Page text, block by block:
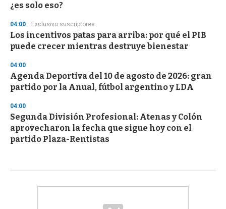
¿es solo eso?
04:00 Exclusivo suscriptores
Los incentivos patas para arriba: por qué el PIB
puede crecer mientras destruye bienestar
04:00
Agenda Deportiva del 10 de agosto de 2026: gran
partido por la Anual, fútbol argentino y LDA
04:00
Segunda División Profesional: Atenas y Colón
aprovecharon la fecha que sigue hoy con el
partido Plaza-Rentistas